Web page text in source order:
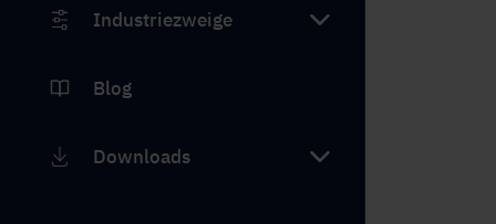
Industriezweige
Blog
Downloads